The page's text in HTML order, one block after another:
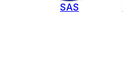
SAS